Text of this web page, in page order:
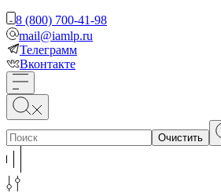
8 (800) 700-41-98
mail@iamlp.ru
Телеграмм
Вконтакте
Очистить